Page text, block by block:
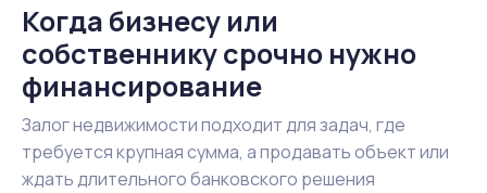
Когда бизнесу или
собственнику срочно нужно
финансирование
Залог недвижимости подходит для задач, где
требуется крупная сумма, а продавать объект или
ждать длительного банковского решения